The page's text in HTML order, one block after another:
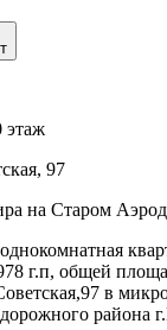
этаж
97
на Старом
г.п, общей
в
района